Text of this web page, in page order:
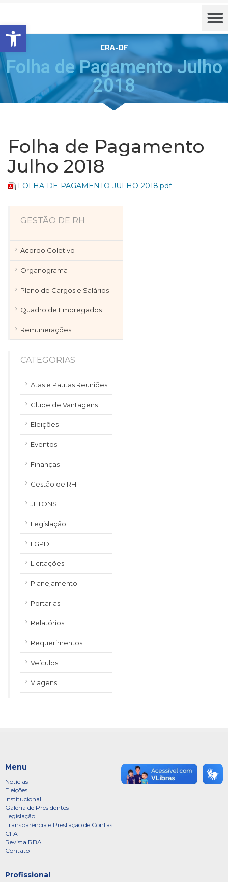
Barra de Ferramentas Aberta
CRA-DF
Folha de Pagamento Julho
2018
Folha de Pagamento
Julho 2018
FOLHA-DE-PAGAMENTO-JULHO-2018.pdf
GESTÃO DE RH
Acordo Coletivo
Organograma
Plano de Cargos e Salários
Quadro de Empregados
Remunerações
CATEGORIAS
Atas e Pautas Reuniões
Clube de Vantagens
Eleições
Eventos
Finanças
Gestão de RH
JETONS
Legislação
LGPD
Licitações
Planejamento
Portarias
Relatórios
Requerimentos
Veículos
Viagens
Menu
Notícias
Eleições
Institucional
Galeria de Presidentes
Legislação
Transparência e Prestação de Contas
CFA
Revista RBA
Contato
Profissional